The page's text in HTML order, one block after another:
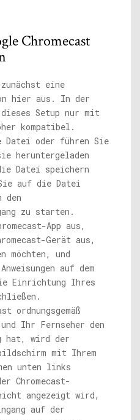
Chromecast
eine
hier aus. In der
Setup nur mit
kompatibel.
Datei oder führen Sie
heruntergeladen
Datei speichern
auf die Datei
den
zu starten.
App aus,
Gerät aus,
möchten, und
auf dem
Einrichtung Ihres
ordnungsgemäß
Ihr Fernseher den
hat, wird der
mit Ihrem
unten links
Chromecast-
angezeigt wird,
auf der